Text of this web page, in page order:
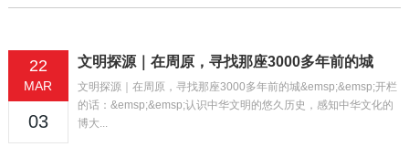
22
MAR
03
文明探源｜在周原，寻找那座3000多年前的城
文明探源｜在周原，寻找那座3000多年前的城&emsp;&emsp;开栏
的话：&emsp;&emsp;认识中华文明的悠久历史，感知中华文化的
博大...